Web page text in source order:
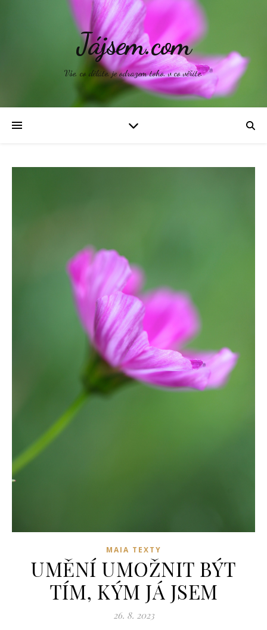
Jájsem.com
Vše, co děláte, je odrazem toho, v co věříte.
MAIA TEXTY
UMĚNÍ UMOŽNIT BÝT
TÍM, KÝM JÁ JSEM
26. 8. 2023